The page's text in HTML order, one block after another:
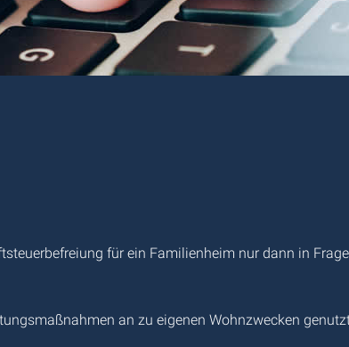
für ein Familienheim nur dann in
an zu eigenen Wohnzwecken